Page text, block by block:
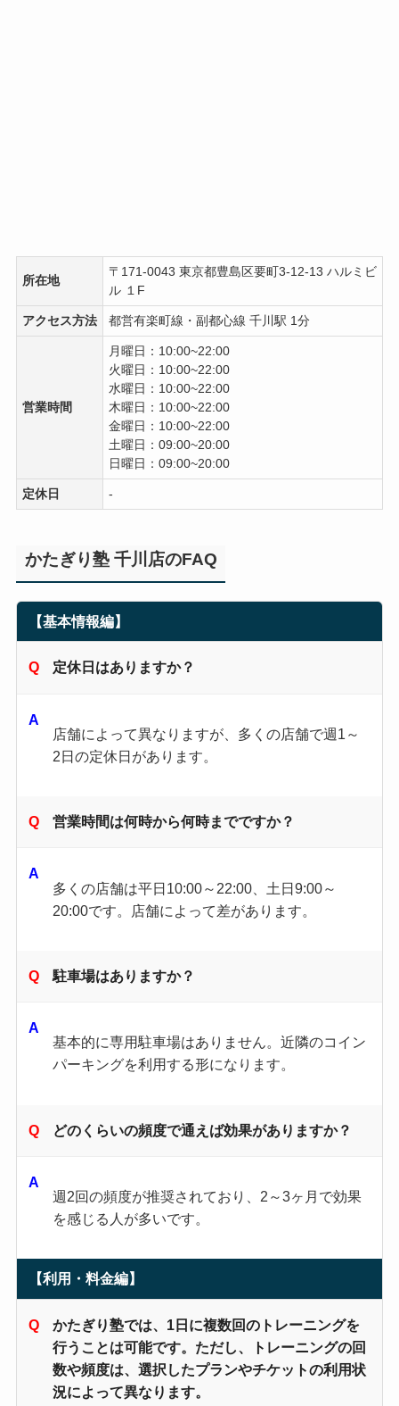
所在地
〒171-0043 東京都豊島区要町3-12-13 ハルミビ
ル １F
アクセス方法 都営有楽町線・副都心線 千川駅 1分
営業時間
月曜日：10:00~22:00
火曜日：10:00~22:00
水曜日：10:00~22:00
木曜日：10:00~22:00
金曜日：10:00~22:00
土曜日：09:00~20:00
日曜日：09:00~20:00
定休日 -
かたぎり塾 千川店のFAQ
【基本情報編】
定休日はありますか？
店舗によって異なりますが、多くの店舗で週1～
2日の定休日があります。
営業時間は何時から何時までですか？
多くの店舗は平日10:00～22:00、土日9:00～
20:00です。店舗によって差があります。
駐車場はありますか？
基本的に専用駐車場はありません。近隣のコイン
パーキングを利用する形になります。
どのくらいの頻度で通えば効果がありますか？
週2回の頻度が推奨されており、2～3ヶ月で効果
を感じる人が多いです。
【利用・料金編】
かたぎり塾では、1日に複数回のトレーニングを
行うことは可能です。ただし、トレーニングの回
数や頻度は、選択したプランやチケットの利用状
況によって異なります。